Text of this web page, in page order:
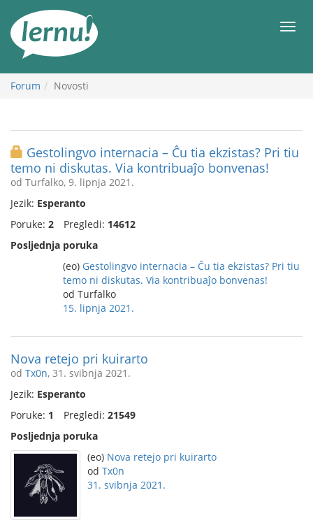
Meni
Forum Novosti
Gestolingvo internacia – Ĉu tia ekzistas? Pri tiu
temo ni diskutas. Via kontribuaĵo bonvenas!
od Turfalko, 9. lipnja 2021.
Jezik: Esperanto
Poruke: 2 Pregledi: 14612
Posljednja poruka
(eo) Gestolingvo internacia – Ĉu tia ekzistas? Pri tiu
temo ni diskutas. Via kontribuaĵo bonvenas!
od Turfalko
15. lipnja 2021.
Nova retejo pri kuirarto
od Tx0n, 31. svibnja 2021.
Jezik: Esperanto
Poruke: 1 Pregledi: 21549
Posljednja poruka
(eo) Nova retejo pri kuirarto
od Tx0n
31. svibnja 2021.